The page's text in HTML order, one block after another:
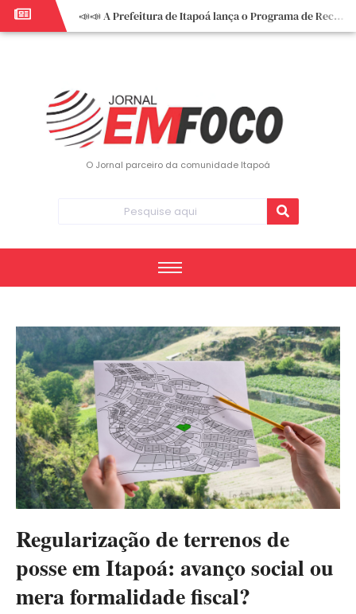
📣📣 A Prefeitura de Itapoá lança o Programa de Recuperação Fiscal (REFIS).
📢 Empreendedor do turismo, esta oportunidade é para você! Itapoá – SC.
O Jornal parceiro da comunidade Itapoá
Regularização de terrenos de
posse em Itapoá: avanço social ou
mera formalidade fiscal?